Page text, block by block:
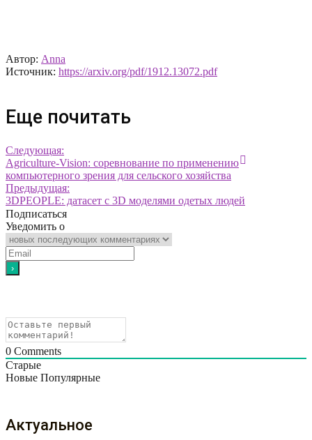
Автор: Anna
Источник: https://arxiv.org/pdf/1912.13072.pdf
Еще почитать
Следующая:
Agriculture-Vision: соревнование по применению
компьютерного зрения для сельского хозяйства
Предыдущая:
3DPEOPLE: датасет с 3D моделями одетых людей
Подписаться
Уведомить о
0 Comments
Старые
Новые Популярные
Актуальное